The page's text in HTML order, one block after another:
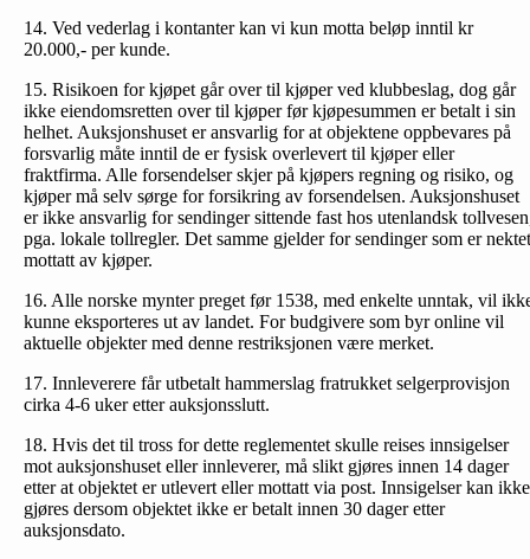
14. Ved vederlag i kontanter kan vi kun motta beløp inntil kr
20.000,- per kunde.
15. Risikoen for kjøpet går over til kjøper ved klubbeslag, dog går
ikke eiendomsretten over til kjøper før kjøpesummen er betalt i sin
helhet. Auksjonshuset er ansvarlig for at objektene oppbevares på
forsvarlig måte inntil de er fysisk overlevert til kjøper eller
fraktfirma. Alle forsendelser skjer på kjøpers regning og risiko, og
kjøper må selv sørge for forsikring av forsendelsen. Auksjonshuset
er ikke ansvarlig for sendinger sittende fast hos utenlandsk
pga. lokale tollregler. Det samme gjelder for sendinger som er nektet
mottatt av kjøper.
16. Alle norske mynter preget før 1538, med enkelte unntak, vil
kunne eksporteres ut av landet. For budgivere som byr online vil
aktuelle objekter med denne restriksjonen være merket.
17. Innleverere får utbetalt hammerslag fratrukket selgerprovisjon
cirka 4-6 uker etter auksjonsslutt.
18. Hvis det til tross for dette reglementet skulle reises inn­sigelser
mot auksjonshuset eller innleverer, må slikt gjøres innen 14 dager
etter at objektet er utlevert eller mottatt via post. Innsigelser kan ikke
gjøres dersom objektet ikke er betalt innen 30 dager etter
auksjonsdato.